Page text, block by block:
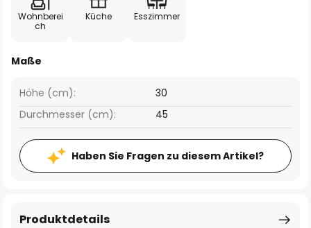
Wohnberei
ch
Küche Esszimmer
Maße
Höhe (cm):
30
Durchmesser (cm):
45
Haben Sie Fragen zu diesem Artikel?
Produktdetails